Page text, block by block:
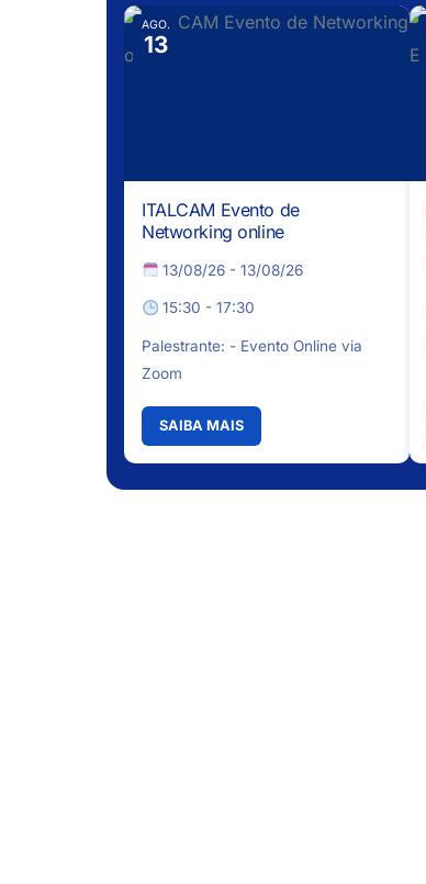
AGO.
13
ITALCAM Evento de
Networking online
13/08/26 - 13/08/26
15:30 - 17:30
Palestrante: - Evento Online via
Zoom
SAIBA MAIS